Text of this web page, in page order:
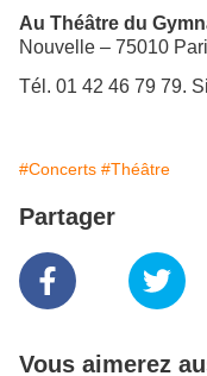
Au Théâtre du
Nouvelle – 75010
Tél. 01 42 46 79 79.
#Concerts #Théâtre
Partager
Vous aimerez